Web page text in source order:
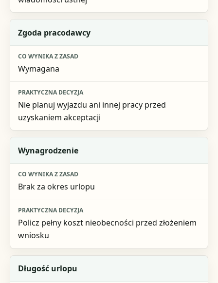
Zgoda pracodawcy
Wymagana
Nie planuj wyjazdu ani innej pracy przed
uzyskaniem akceptacji
Wynagrodzenie
Brak za okres urlopu
Policz pełny koszt nieobecności przed złożeniem
wniosku
Długość urlopu